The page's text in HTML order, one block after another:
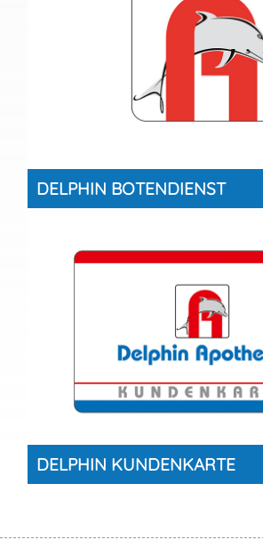
DELPHIN BOTENDIENST
DELPHIN KUNDENKARTE